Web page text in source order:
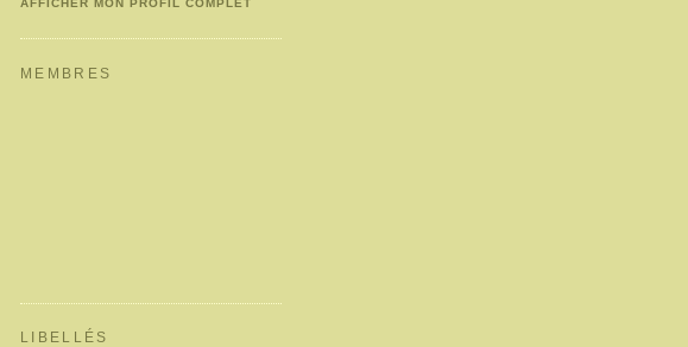
AFFICHER MON PROFIL COMPLET
MEMBRES
LIBELLÉS